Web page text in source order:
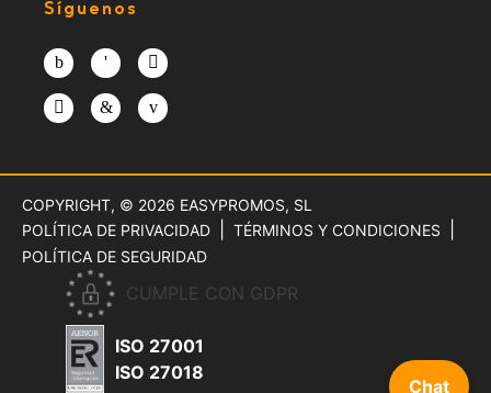
Síguenos
Chat
COPYRIGHT, © 2026 EASYPROMOS, SL
POLÍTICA DE PRIVACIDAD
TÉRMINOS Y CONDICIONES
POLÍTICA DE SEGURIDAD
CUMPLE CON GDPR
ISO 27001
ISO 27018